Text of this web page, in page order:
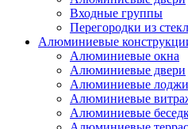
Входные группы
Перегородки из
Алюминиевые
Алюминиевые окна
Алюминиевые двери
Алюминиевые
Алюминиевые
Алюминиевые